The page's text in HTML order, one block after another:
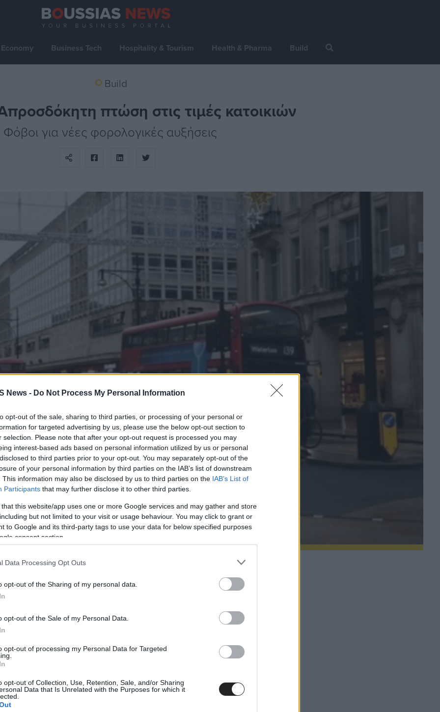
News - Do Not Process My Personal Information
opt-out of the sale, sharing to third parties, or processing of your personal or
for targeted advertising by us, please use the below opt-out section to
selection. Please note that after your opt-out request is processed you may
interest-based ads based on personal information utilized by us or personal
to third parties prior to your opt-out. You may separately opt-out of the
of your personal information by third parties on the IAB’s list of downstream
This information may also be disclosed by us to third parties on the IAB’s List of
Participants that may further disclose it to other third parties.
that this website/app uses one or more Google services and may gather and store
but not limited to your visit or usage behaviour. You may click to grant or
to Google and its third-party tags to use your data for below specified purposes
consent section.
Data Processing Opt Outs
opt-out of the Sharing of my personal data.
opt-out of the Sale of my Personal Data.
opt-out of processing my Personal Data for Targeted
opt-out of Collection, Use, Retention, Sale, and/or Sharing
Data that Is Unrelated with the Purposes for which it
Economy Business Tech Hospitality & Tourism Health & Pharma Build
Build
πτώση στις τιμές κατοικιών
Φόβοι για νέες φορολογικές αυξήσεις
απρόσμενη πτώση τον Αύγουστο, σύμφωνα
δανείων της χώρας.
βάση, φτάνοντας τις £271.079 (370.000
0,5% του προηγούμενου μήνα, ανακοίνωσε τη
ανέμεναν αύξηση 0,1%.